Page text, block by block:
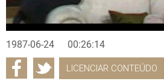
1987-06-24 00:26:14
LICENCIAR CONTEÚDO